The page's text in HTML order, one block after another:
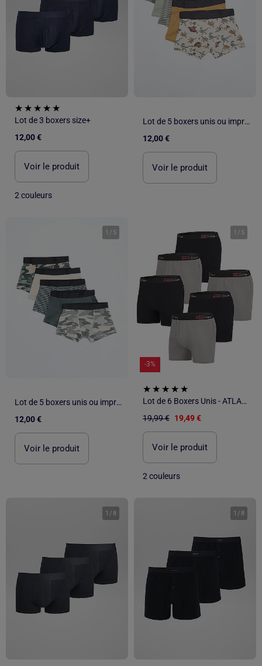
Lot de 3 boxers size+
12,00 €
Voir le produit
2 couleurs
Lot de 5 boxers unis ou imprimés
12,00 €
Voir le produit
1 / 5
Lot de 5 boxers unis ou imprimés
12,00 €
Voir le produit
1 / 5
-3%
Lot de 6 Boxers Unis - ATLAS FOR MEN
19,99 € 19,49 €
Voir le produit
2 couleurs
1 / 8 1 / 8